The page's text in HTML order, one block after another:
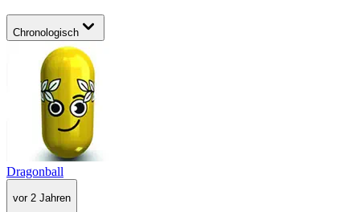
Chronologisch
Dragonball
vor 2 Jahren